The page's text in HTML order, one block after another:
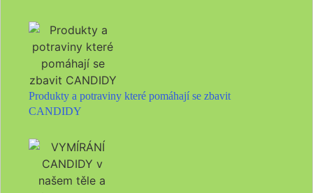
Produkty a potraviny které pomáhají se zbavit
CANDIDY